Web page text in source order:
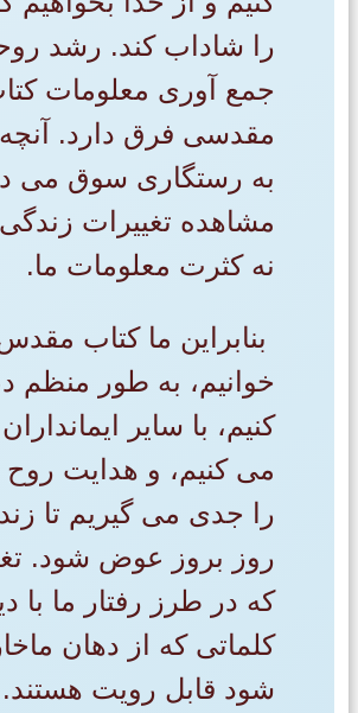
را شاداب کند. رشد
جمع آوری معلومات کتاب
مقدسی فرق دارد. آنچه
به رستگاری سوق می
مشاهده تغییرات
نه کثرت معلومات ما.
بنابراین ما کتاب
خوانیم، به طور منظم
کنیم، با سایر ایمانداران
می کنیم، و هدایت روح
را جدی می گیریم تا
روز بروز عوض شود.
که در طرز رفتار ما با
کلماتی که از دهان
شود قابل رویت